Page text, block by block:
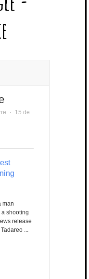
U
B
U
⋅
15 de
man
shooting
release
...